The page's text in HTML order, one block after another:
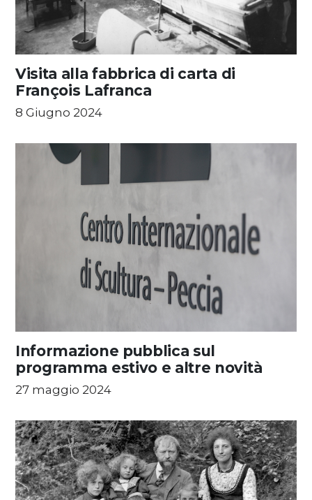
Visita alla fabbrica di carta di
François Lafranca
8 Giugno 2024
Informazione pubblica sul
programma estivo e altre novità
27 maggio 2024